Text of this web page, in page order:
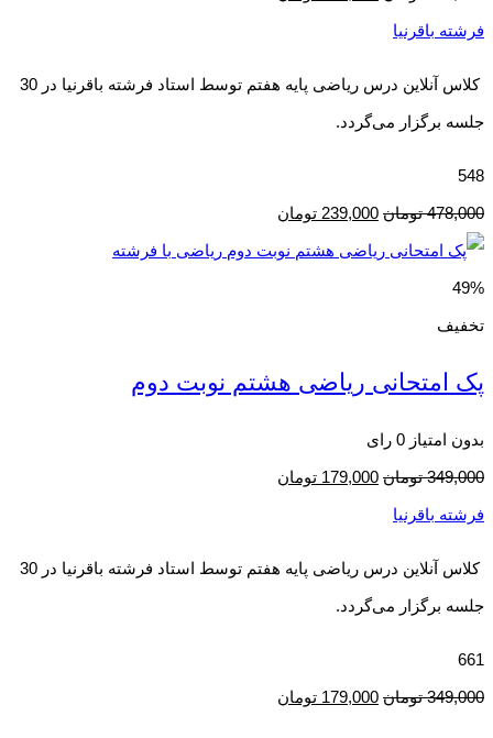
فرشته باقرنیا
کلاس آنلاین درس ریاضی پایه هفتم توسط استاد فرشته باقرنیا در 30
جلسه برگزار می‌گردد.
548
478,000 تومان 239,000 تومان
49%
تخفیف
پک امتحانی ریاضی هشتم نوبت دوم
بدون امتیاز 0 رای
349,000 تومان 179,000 تومان
فرشته باقرنیا
کلاس آنلاین درس ریاضی پایه هفتم توسط استاد فرشته باقرنیا در 30
جلسه برگزار می‌گردد.
661
349,000 تومان 179,000 تومان